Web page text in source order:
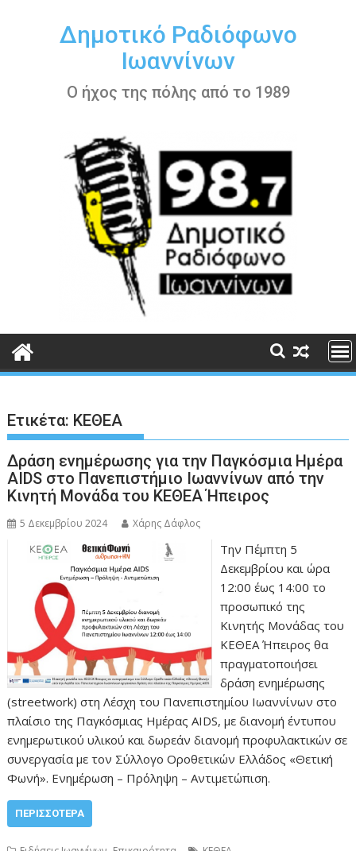
περιεχόμενοΔημοτικό Ραδιόφωνο
Ιωαννίνων
Ο ήχος της πόλης από το 1989
Ετικέτα: ΚΕΘΕΑ
Δράση ενημέρωσης για την Παγκόσμια Ημέρα
AIDS στο Πανεπιστήμιο Ιωαννίνων από την
Κινητή Μονάδα του ΚΕΘΕΑ Ήπειρος
5 Δεκεμβρίου 2024 Χάρης Δάφλος
Την Πέμπτη 5
Δεκεμβρίου και ώρα
12:00 έως 14:00 το
προσωπικό της
Κινητής Μονάδας του
ΚΕΘΕΑ Ήπειρος θα
πραγματοποιήσει
δράση ενημέρωσης
(streetwork) στη Λέσχη του Πανεπιστημίου Ιωαννίνων στο
πλαίσιο της Παγκόσμιας Ημέρας AIDS, με διανομή έντυπου
ενημερωτικού υλικού και δωρεάν διανομή προφυλακτικών σε
συνεργασία με τον Σύλλογο Οροθετικών Ελλάδος «Θετική
Φωνή». Ενημέρωση – Πρόληψη – Αντιμετώπιση.
ΠΕΡΙΣΣΌΤΕΡΑ